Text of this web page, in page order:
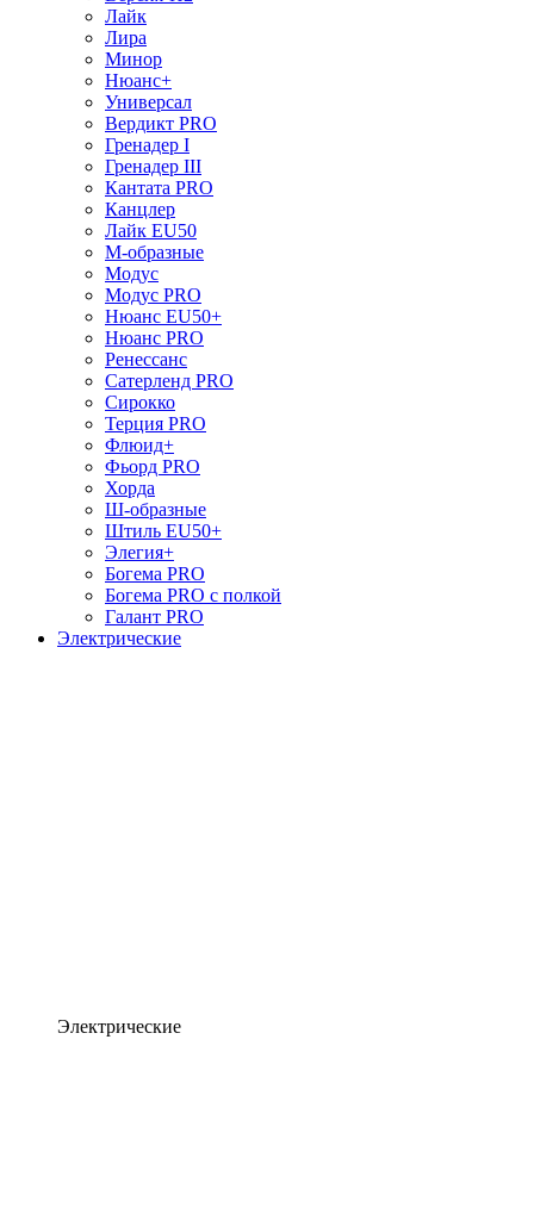
Лайк
Лира
Минор
Нюанс+
Универсал
Вердикт PRO
Гренадер I
Гренадер III
Кантата PRO
Канцлер
Лайк EU50
М-образные
Модус
Модус PRO
Нюанс EU50+
Нюанс PRO
Ренессанс
Сатерленд PRO
Сирокко
Терция PRO
Флюид+
Фьорд PRO
Хорда
Ш-образные
Штиль EU50+
Элегия+
Богема PRO
Богема PRO с полкой
Галант PRO
Электрические
Электрические